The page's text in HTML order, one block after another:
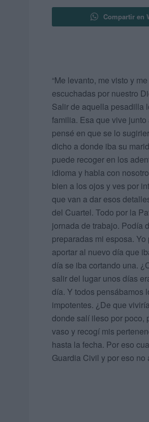
Compartir en
“Me levanto, me visto y
escuchadas por nuestro
Salir de aquella pesadilla
familia. Esa que vive
pensé en que se lo
dicho a donde iba su
puede recoger en los
idioma y habla con
bien a los ojos y ves por
que van a dar esos
del Cuartel. Todo por la
jornada de trabajo. Podía
preparadas mi esposa.
aportar al nuevo día que
día se iba cortando una.
salir del lugar unos días
día. Y todos pensábamos
impotentes. ¿De que
donde salí ileso por poco,
vaso y recogí mis
hasta la fecha. Por eso
Guardia Civil y por eso no